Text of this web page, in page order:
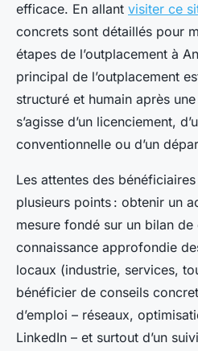
efficace. En allant visiter ce
concrets sont détaillés pour
étapes de l’outplacement à
principal de l’outplacement
structuré et humain après
s’agisse d’un licenciement,
conventionnelle ou d’un
Les attentes des
plusieurs points : obtenir un
mesure fondé sur un bilan
connaissance approfondie
locaux (industrie, services,
bénéficier de conseils
d’emploi – réseaux,
LinkedIn – et surtout d’un